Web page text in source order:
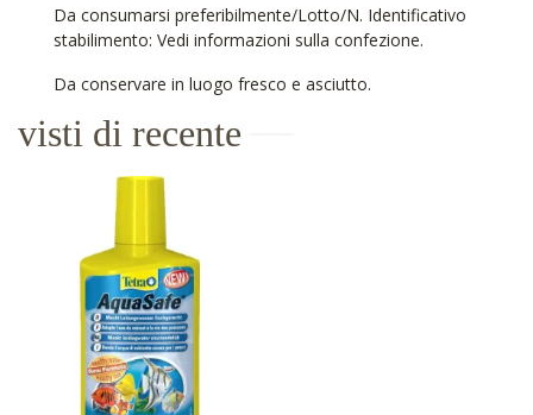
Da consumarsi preferibilmente/Lotto/N. Identificativo
stabilimento: Vedi informazioni sulla confezione.
Da conservare in luogo fresco e asciutto.
visti di recente